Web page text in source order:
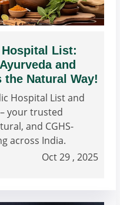
Hospital List:
and
the Natural Way!
Hospital List and
your trusted
and CGHS-
across India.
Oct 29 , 2025